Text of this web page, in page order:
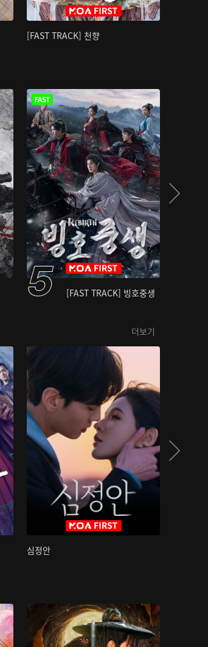
[FAST TRACK] 천향
[FAST TRACK] 빙호중생
더보기
심정안